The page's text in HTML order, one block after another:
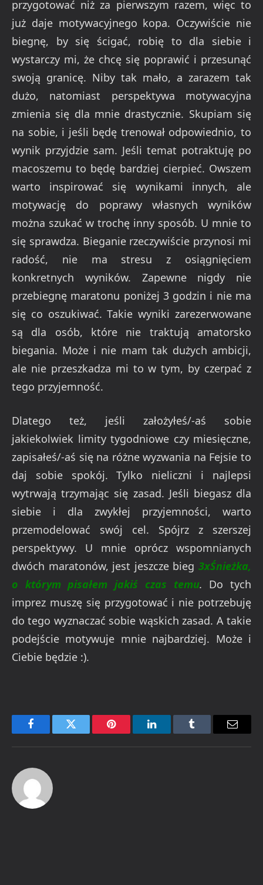
przygotować niż za pierwszym razem, więc to
już daje motywacyjnego kopa. Oczywiście nie
biegnę, by się ścigać, robię to dla siebie i
wystarczy mi, że chcę się poprawić i przesunąć
swoją granicę. Niby tak mało, a zarazem tak
dużo, natomiast perspektywa motywacyjna
zmienia się dla mnie drastycznie. Skupiam się
na sobie, i jeśli będę trenował odpowiednio, to
wynik przyjdzie sam. Jeśli temat potraktuję po
macoszemu to będę bardziej cierpieć. Owszem
warto inspirować się wynikami innych, ale
motywację do poprawy własnych wyników
można szukać w trochę inny sposób. U mnie to
się sprawdza. Bieganie rzeczywiście przynosi mi
radość, nie ma stresu z osiągnięciem
konkretnych wyników. Zapewne nigdy nie
przebiegnę maratonu poniżej 3 godzin i nie ma
się co oszukiwać. Takie wyniki zarezerwowane
są dla osób, które nie traktują amatorsko
biegania. Może i nie mam tak dużych ambicji,
ale nie przeszkadza mi to w tym, by czerpać z
tego przyjemność.
Dlatego też, jeśli założyłeś/-aś sobie
jakiekolwiek limity tygodniowe czy miesięczne,
zapisałeś/-aś się na różne wyzwania na Fejsie to
daj sobie spokój. Tylko nieliczni i najlepsi
wytrwają trzymając się zasad. Jeśli biegasz dla
siebie i dla zwykłej przyjemności, warto
przemodelować swój cel. Spójrz z szerszej
perspektywy. U mnie oprócz wspomnianych
dwóch maratonów, jest jeszcze bieg 3xŚnieżka,
o którym pisałem jakiś czas temu. Do tych
imprez muszę się przygotować i nie potrzebuję
do tego wyznaczać sobie wąskich zasad. A takie
podejście motywuje mnie najbardziej. Może i
Ciebie będzie :).
FacebookTwitter Pinterest LinkedInTumblr Email